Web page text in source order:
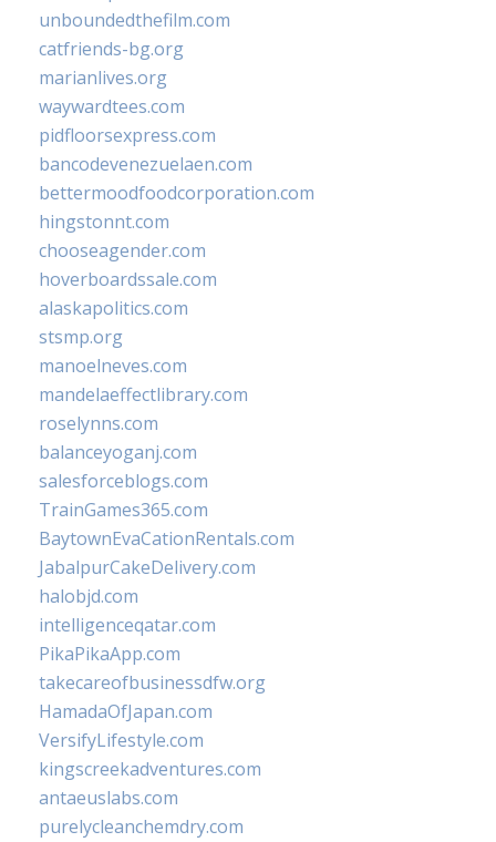
unboundedthefilm.com
catfriends-bg.org
marianlives.org
waywardtees.com
pidfloorsexpress.com
bancodevenezuelaen.com
bettermoodfoodcorporation.com
hingstonnt.com
chooseagender.com
hoverboardssale.com
alaskapolitics.com
stsmp.org
manoelneves.com
mandelaeffectlibrary.com
roselynns.com
balanceyoganj.com
salesforceblogs.com
TrainGames365.com
BaytownEvaCationRentals.com
JabalpurCakeDelivery.com
halobjd.com
intelligenceqatar.com
PikaPikaApp.com
takecareofbusinessdfw.org
HamadaOfJapan.com
VersifyLifestyle.com
kingscreekadventures.com
antaeuslabs.com
purelycleanchemdry.com